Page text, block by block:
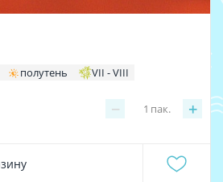
полутень VII - VIII
− +
1 пак.